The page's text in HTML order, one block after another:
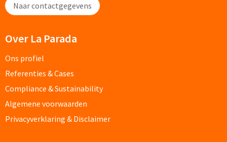
Koekjes bedrukken
Brievenbus taarten
Chips & Nootjes bedrukken
Pepernoten & Strooigoed
Schrijfwaren & Kantoorartikelen
Naar contactgegevens
Over La Parada
Ons profiel
Referenties & Cases
Compliance & Sustainability
Algemene voorwaarden
Privacyverklaring & Disclaimer